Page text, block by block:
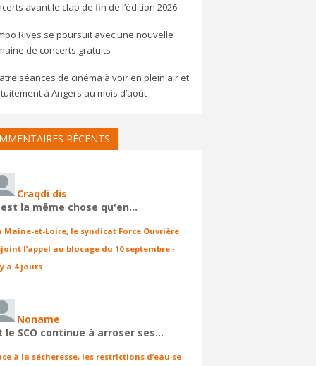
avant le clap de fin de l’édition 2026
Rives se poursuit avec une nouvelle
de concerts gratuits
séances de cinéma à voir en plein air et
à Angers au mois d’août
RÉCENTS
Craqdi dis
la même chose qu'en…
Maine-et-Loire, le syndicat Force Ouvrière
l’appel au blocage du 10 septembre ·
a 4 jours
Noname
le SCO continue à arroser ses…
à la sécheresse, les restrictions d’eau se